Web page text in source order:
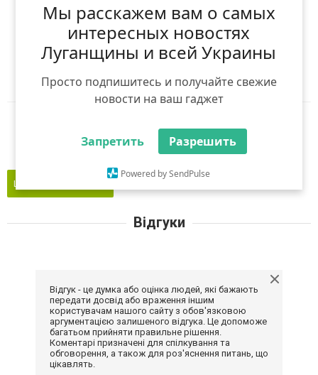
Мы расскажем вам о самых
интересных новостях
Луганщины и всей Украины
Просто подпишитесь и получайте свежие
новости на ваш гаджет
Запретить Разрешить
Powered by SendPulse
Ніхто ще не рекомендував
щоб оцінити і порекомендувати
WhatsApp
Це моє підприємство
Відгуки
Відгук - це думка або оцінка людей, які бажають
передати досвід або враження іншим
користувачам нашого сайту з обов'язковою
аргументацією залишеного відгука. Це допоможе
багатьом прийняти правильне рішення.
Коментарі призначені для спілкування та
обговорення, а також для роз'яснення питань, що
цікавлять.